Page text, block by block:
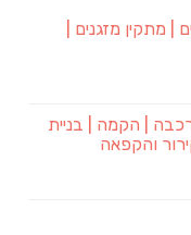
| מתקין מזגנים |
| הקמה | בניית
והקפאה